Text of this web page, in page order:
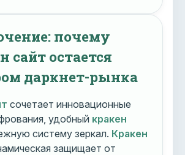
почему
сайт остается
даркнет-рынка
сочетает инновационные
удобный кракен
систему зеркал. Кракен
защищает от